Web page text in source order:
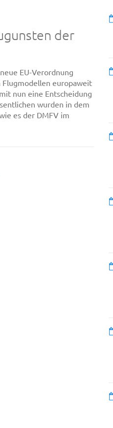
der
EU-Verordnung
europaweit
nun eine Entscheidung
wurden in dem
es der DMFV im